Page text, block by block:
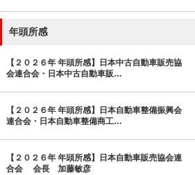
年頭所感
【２０２６年 年頭所感】日本中古自動車販売協
会連合会・日本中古自動車販…
【２０２６年 年頭所感】日本自動車整備振興会
連合会・日本自動車整備商工…
【２０２６年 年頭所感】日本自動車販売協会連
合会 会長 加藤敏彦